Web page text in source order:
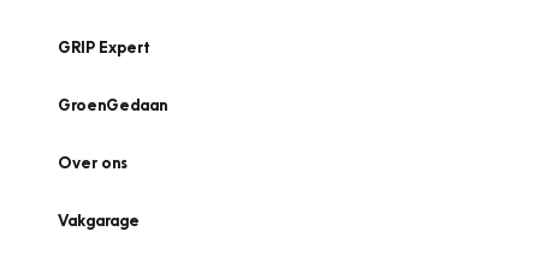
GRIP Expert
GroenGedaan
Over ons
Vakgarage